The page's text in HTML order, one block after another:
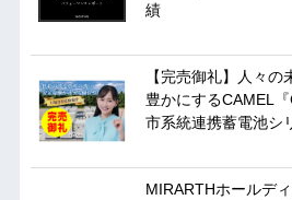
績
【完売御礼】人々
豊かにするCAMEL
市系統連携蓄電池シ
MIRARTHホールデ